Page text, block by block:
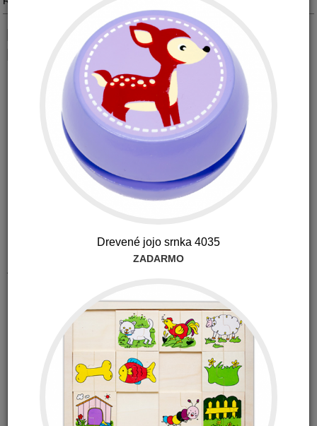
Reer Detský chránič na zástrčku 10
ks - biela
Množstvo:
Dostupnosť:
Na sklade 1-2 ks (U vás do 48 hodín)
Kód produktu: 3246
Drevené jojo srnka 4035
ZADARMO